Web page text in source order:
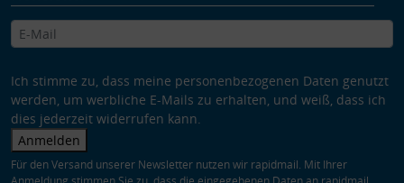
Ich stimme zu, dass meine personenbezogenen Daten genutzt
werden, um werbliche E-Mails zu erhalten, und weiß, dass ich
dies jederzeit widerrufen kann.
Anmelden
Für den Versand unserer Newsletter nutzen wir rapidmail. Mit Ihrer